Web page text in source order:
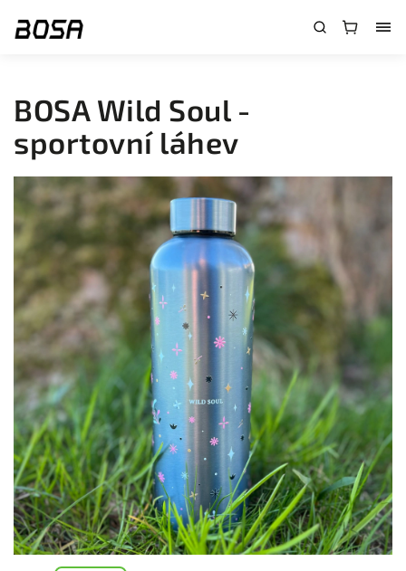
BOSA Wild Soul -
sportovní láhev